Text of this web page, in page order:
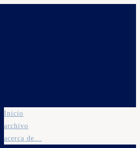
Inicio
archivo
acerca de…